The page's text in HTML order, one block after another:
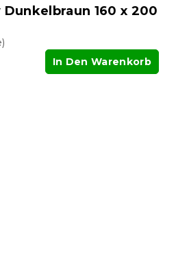
160 x 200
In Den Warenkorb